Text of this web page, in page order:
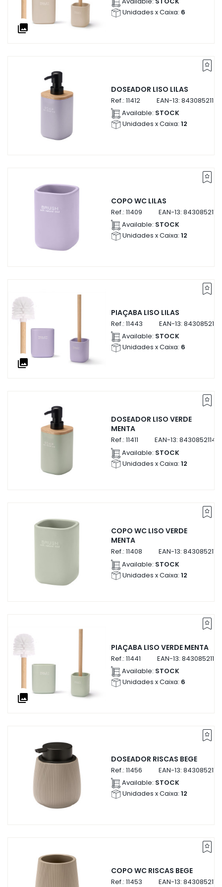
collections
Unidades x Caixa: 6
DOSEADOR LISO LILAS
Ref.: 11412 EAN-13:
Available: STOCK
Unidades x Caixa: 12
COPO WC LILAS
Ref.: 11409 EAN-13:
Available: STOCK
Unidades x Caixa: 12
collections
PIAÇABA LISO LILAS
Ref.: 11443 EAN-13:
Available: STOCK
Unidades x Caixa: 6
DOSEADOR LISO VERDE
MENTA
Ref.: 11411 EAN-13:
Available: STOCK
Unidades x Caixa: 12
COPO WC LISO VERDE
MENTA
Ref.: 11408 EAN-13:
Available: STOCK
Unidades x Caixa: 12
collections
PIAÇABA LISO VERDE MENTA
Ref.: 11441 EAN-13:
Available: STOCK
Unidades x Caixa: 6
DOSEADOR RISCAS BEGE
Ref.: 11456 EAN-13:
Available: STOCK
Unidades x Caixa: 12
COPO WC RISCAS BEGE
Ref.: 11453 EAN-13: